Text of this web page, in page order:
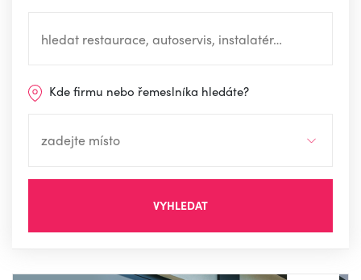
Kde firmu nebo řemeslníka hledáte?
VYHLEDAT